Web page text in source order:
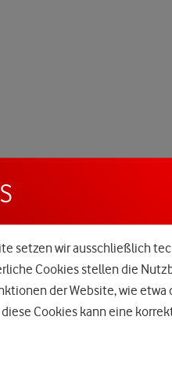
setzen wir ausschließlich
Cookies stellen die
der Website, wie
Cookies kann eine